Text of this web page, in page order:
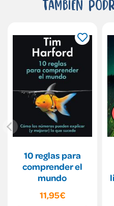
También
10 reglas para
comprender el
mundo
11,95€